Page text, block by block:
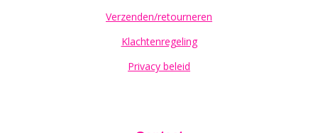
Verzenden/retourneren
Klachtenregeling
Privacy beleid